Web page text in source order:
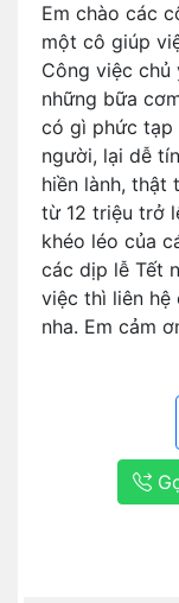
Em chào các
một cô giúp
Công việc chủ
những bữa
có gì phức tạp
người, lại dễ
hiền lành, thật
từ 12 triệu trở
khéo léo của
các dịp lễ Tết
việc thì liên hệ
nha. Em cảm